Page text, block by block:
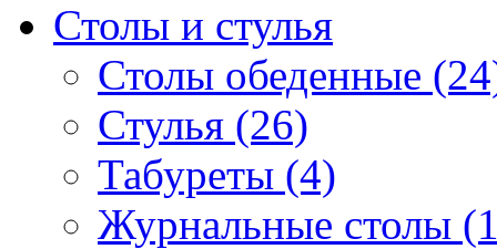
Столы и стулья
Столы обеденные
Стулья (26)
Табуреты (4)
Журнальные столы